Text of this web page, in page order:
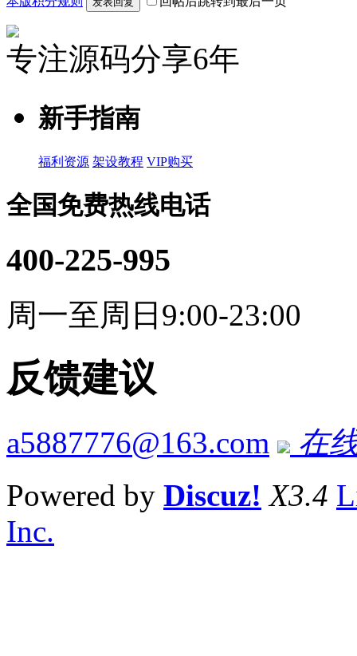
专注源码分享6年
新手指南
福利资源 架设教程 VIP购买
全国免费热线电话
400-225-995
周一至周日9:00-23:00
反馈建议
a5887776@163.com
在
Powered by Discuz! X3.4
Inc.